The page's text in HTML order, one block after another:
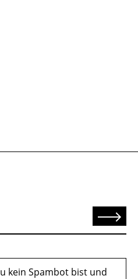
Senden
kein Spambot bist und